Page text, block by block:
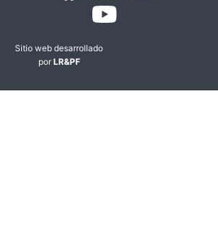
Sitio web desarrollado
por LR&PF